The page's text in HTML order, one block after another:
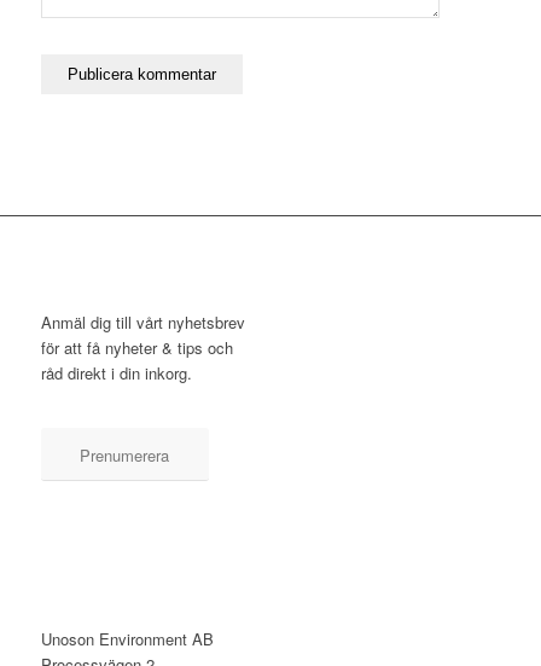
Anmäl dig till vårt nyhetsbrev
för att få nyheter & tips och
råd direkt i din inkorg.
Prenumerera
Unoson Environment AB